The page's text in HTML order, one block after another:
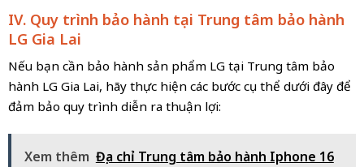
IV. Quy trình bảo hành tại Trung tâm bảo hành
LG Gia Lai
Nếu bạn cần bảo hành sản phẩm LG tại Trung tâm bảo
hành LG Gia Lai, hãy thực hiện các bước cụ thể dưới đây để
đảm bảo quy trình diễn ra thuận lợi:
Xem thêm Địa chỉ Trung tâm bảo hành Iphone 16